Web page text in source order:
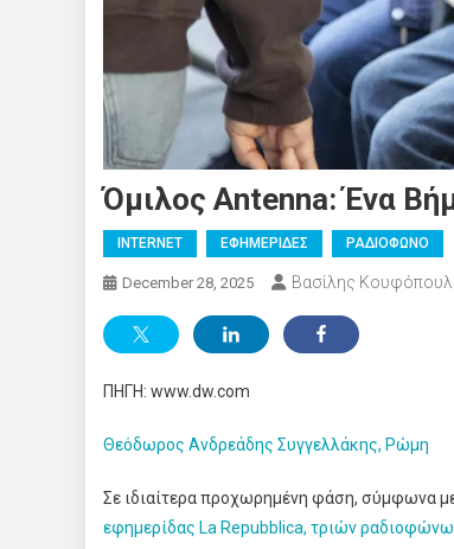
Όμιλος Antenna: Ένα
INTERNET ΕΦΗΜΕΡΙΔΕΣ ΡΑΔΙΟΦΩΝΟ
December 28, 2025 Βασίλης
ΠΗΓΗ: www.dw.com
Θεόδωρος Ανδρεάδης Συγγελλάκης, Ρώμη
Σε ιδιαίτερα προχωρημένη φάση, σύμφωνα με
εφημερίδας La Repubblica, τριών